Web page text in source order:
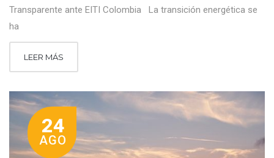
Transparente ante EITI Colombia La transición energética se
ha
LEER MÁS
24
AGO